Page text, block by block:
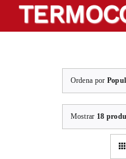
Ordena por
Mostrar 18